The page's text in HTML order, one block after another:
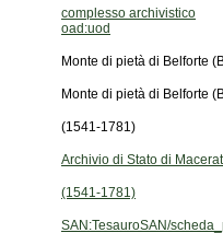
complesso archivistico
oad:uod
Monte di pietà di Belforte
Monte di pietà di Belforte
(1541-1781)
Archivio di Stato di
(1541-1781)
SAN:TesauroSAN/